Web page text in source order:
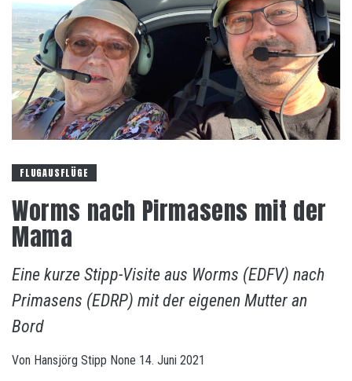
FLUGAUSFLÜGE
Worms nach Pirmasens mit der
Mama
Eine kurze Stipp-Visite aus Worms (EDFV) nach
Primasens (EDRP) mit der eigenen Mutter an
Bord
Von Hansjörg Stipp None 14. Juni 2021